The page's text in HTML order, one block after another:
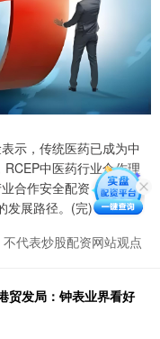
示，传统医药已成为中
中医药行业合作理
合作安全配资，探索“中
发展路径。(完)
代表炒股配资网站观点
贸发局：钟表业界看好